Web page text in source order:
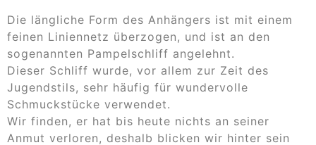
Die längliche Form des Anhängers ist mit einem
feinen Liniennetz überzogen, und ist an den
sogenannten Pampelschliff angelehnt.
Dieser Schliff wurde, vor allem zur Zeit des
Jugendstils, sehr häufig für wundervolle
Schmuckstücke verwendet.
Wir finden, er hat bis heute nichts an seiner
Anmut verloren, deshalb blicken wir hinter sein